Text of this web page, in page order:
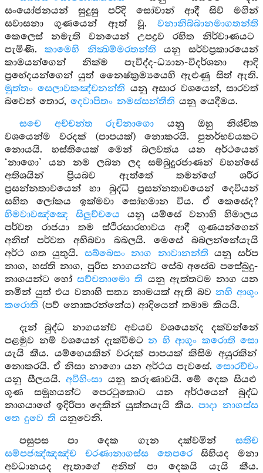
සංයෝජනයන් සුදුසු පරිදි සෝවාන් ආදී සිව් මගින්
සවාසනා ගුණයෙන් ඈත් වූ. වනානිබ්බානමාගතන්ති
කෙලෙස් නමැති වනයෙන් උපද්‍රව රහිත නිර්වාණයට
පැමිණි.කාමෙහි නික්‍ඛම්මරතන්ති යනු සර්වප්‍රකාරයෙන්
කාමයන්ගෙන් නික්ම පැවිද්ද-ධ්‍යාන-විදර්ශනා ආදි
ප්‍රභේදයන්ගෙන් යුත් නෛෂ්ක්‍රම්‍යයෙහි ඇළුණු සිත් ඇති.
මුත්තං සෙලාවකඤ්චනන්ති යනු අසාර වශයෙන්, සාරවත්
බවෙන් තොර, දෙවාපිතං නමස්සන්තීති යනු යෙදීමය.
සචෙ අච්චන්ත රුචිනාගො යනු ඔහු නිශ්චිත
වශයෙන්ම වරදක් (පාපයක්) නොකරයි. පුනර්භවයකට
නොයයි. හස්තියෙක් මෙන් බලවත්ය යන අර්ථයෙන්
‘නාගො’ යන නම ලබන ලද සම්බුදුරජාණන් වහන්සේ
අතිශයින් ප්‍රියබව ඇත්තේ තමන්ගේ ශරීර
ප්‍රසන්නතාවයෙන් හා බුද්ධි ප්‍රසන්නතාවයෙන් දෙවියන්
සහිත ලෝකය ඉක්මවා සෝභමාන විය. ඒ කෙසේද?
හිමවාවඤ්ඤෙ සිලුච්චයෙ යනු යම්සේ වනාහි හිමාලය
පර්වත රාජයා තම ස්ථිරසාරභාවය ආදී ගුණයන්ගෙන්
අනිත් පර්වත අභිබවා බබලයි. මෙසේ බබලන්නේයැයි
අර්ථ ගත යුතුයි. සබ්බෙසං නාග නාවානන්ති යනු සර්ප
නාග, හස්ති නාග, පුරිස නාගයන්ට සේඛ අසේඛ පසේබුදු-
නාගයන්ට හෝසච්චනාමො ති යනු ඇත්තටම නාග යන
නමින් යුත් එය වනාහි සත්‍ය නාමයක් ඇති බව නහි ආගුං
කරොති (පව් නොකරන්නේය) ආදියෙන් තමාම කියයි.
දැන් බුද්ධ නාගයන්ව අවයව වශයෙන්ද දක්වන්නේ
පළමුව නම් වශයෙන් දැක්වීමට න හි ආගුං කරොති සො
යැයි කීය. යම්හෙයකින් වරදක් පාපයක් කිසිම අයුරකින්
නොකරයි. ඒ නිසා නාගො යන අර්ථය පැවසේ. සොරච්චං
යනු සීලයයි.අවිහිංසා යනු කරුණාවයි. මේ දෙක සියළු
ගුණ සමූහයන්ට පෙරටුකොට යන අර්ථයෙන් බුද්ධ
නාගයාගේ ඉදිරිපා දෙකින් යුක්තයැයි කීය. පාදා නාගස්ස
තෙ දුවෙ ති යනුවෙනි.
පසුපස පා දෙක ගැන දක්වමින් සතිච
සම්පජඤ්ඤඤ්ච චරණානාගස්ස තෙපරෙසිහියද මනා
අවධානයද ඇතාගේ අනිත් පා දෙකයි යැයි කීය.